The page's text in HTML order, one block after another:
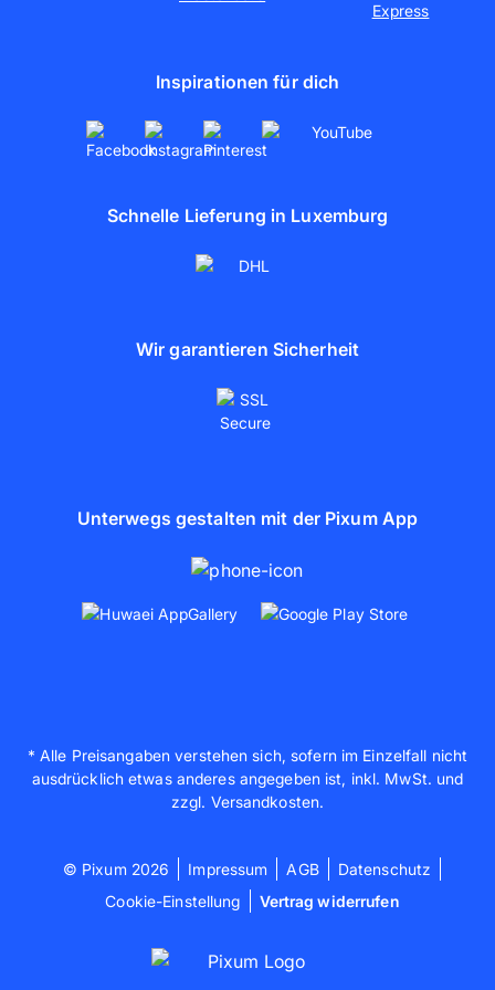
Inspirationen für dich
Schnelle Lieferung in Luxemburg
Wir garantieren Sicherheit
Unterwegs gestalten mit der Pixum App
* Alle Preisangaben verstehen sich, sofern im Einzelfall nicht
ausdrücklich etwas anderes angegeben ist, inkl. MwSt. und
zzgl. Versandkosten.
© Pixum 2026 Impressum AGB
Datenschutz
Cookie-Einstellung
Vertrag widerrufen